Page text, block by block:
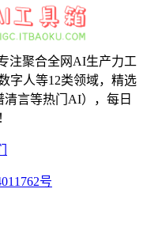
注聚合全网AI生产力工
字人等12类领域，精选
言等热门AI），每日
号